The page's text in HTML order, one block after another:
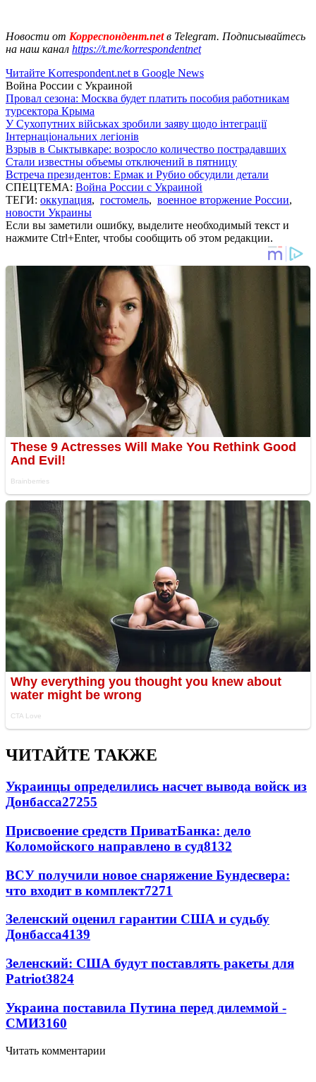
Новости от Корреспондент.netв Telegram. Подписывайтесь
на наш канал https://t.me/korrespondentnet
Читайте Korrespondent.net в Google News
Война России с Украиной
Провал сезона: Москва будет платить пособия работникам
турсектора Крыма
У Сухопутних військах зробили заяву щодо інтеграції
Інтернаціональних легіонів
Взрыв в Сыктывкаре: возросло количество пострадавших
Стали известны объемы отключений в пятницу
Встреча президентов: Ермак и Рубио обсудили детали
СПЕЦТЕМА: Война России с Украиной
ТЕГИ: оккупация, гостомель, военное вторжение России,
новости Украины
Если вы заметили ошибку, выделите необходимый текст и
нажмите Ctrl+Enter, чтобы сообщить об этом редакции.
ЧИТАЙТЕ ТАКЖЕ
Украинцы определились насчет вывода войск из
Донбасса27255
Присвоение средств ПриватБанка: дело
Коломойского направлено в суд8132
ВСУ получили новое снаряжение Бундесвера:
что входит в комплект7271
Зеленский оценил гарантии США и судьбу
Донбасса4139
Зеленский: США будут поставлять ракеты для
Patriot3824
Украина поставила Путина перед дилеммой -
СМИ3160
Читать комментарии